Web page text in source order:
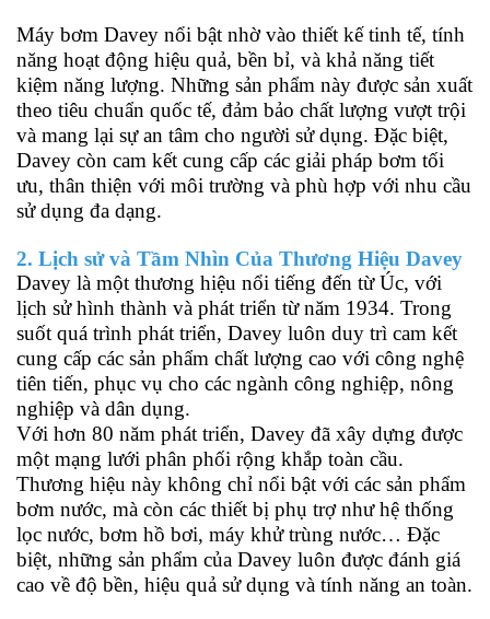
Máy bơm Davey nổi bật nhờ vào thiết kế tinh tế, tính
năng hoạt động hiệu quả, bền bỉ, và khả năng tiết
kiệm năng lượng. Những sản phẩm này được sản xuất
theo tiêu chuẩn quốc tế, đảm bảo chất lượng vượt trội
và mang lại sự an tâm cho người sử dụng. Đặc biệt,
Davey còn cam kết cung cấp các giải pháp bơm tối
ưu, thân thiện với môi trường và phù hợp với nhu cầu
sử dụng đa dạng.
2. Lịch sử và Tầm Nhìn Của Thương Hiệu Davey
Davey là một thương hiệu nổi tiếng đến từ Úc, với
lịch sử hình thành và phát triển từ năm 1934. Trong
suốt quá trình phát triển, Davey luôn duy trì cam kết
cung cấp các sản phẩm chất lượng cao với công nghệ
tiên tiến, phục vụ cho các ngành công nghiệp, nông
nghiệp và dân dụng.
Với hơn 80 năm phát triển, Davey đã xây dựng được
một mạng lưới phân phối rộng khắp toàn cầu.
Thương hiệu này không chỉ nổi bật với các sản phẩm
bơm nước, mà còn các thiết bị phụ trợ như hệ thống
lọc nước, bơm hồ bơi, máy khử trùng nước… Đặc
biệt, những sản phẩm của Davey luôn được đánh giá
cao về độ bền, hiệu quả sử dụng và tính năng an toàn.